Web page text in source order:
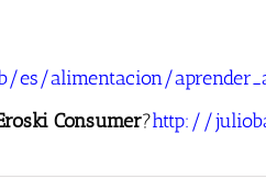
alimentacion/
Consumer?http://